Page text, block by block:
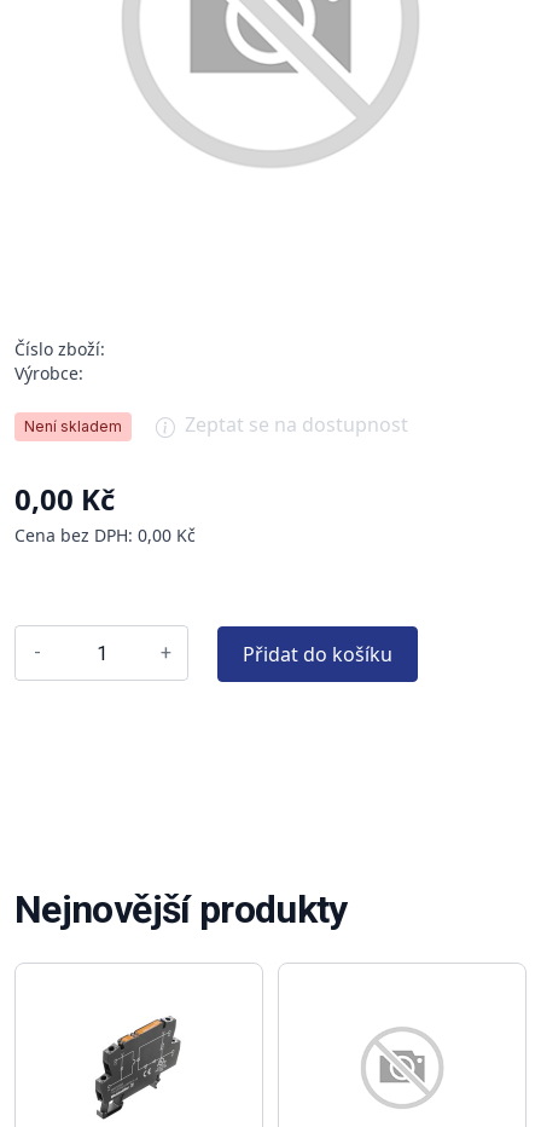
Číslo zboží:
Výrobce:
Není skladem Zeptat se na dostupnost
0,00 Kč
Cena bez DPH: 0,00 Kč
- + Přidat do košíku
Nejnovější produkty